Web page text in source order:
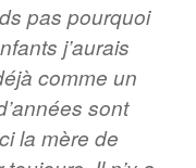
pas pourquoi
j’aurais
comme un
sont
la mère de